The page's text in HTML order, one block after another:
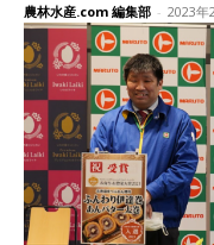
農林水産.com 編集部 - 2023年